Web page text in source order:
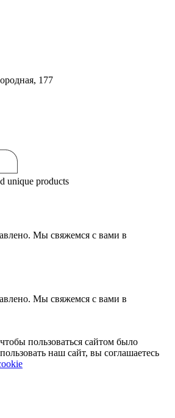
177
unique products
Мы свяжемся с вами в
Мы свяжемся с вами в
пользоваться сайтом было
наш сайт, вы соглашаетесь